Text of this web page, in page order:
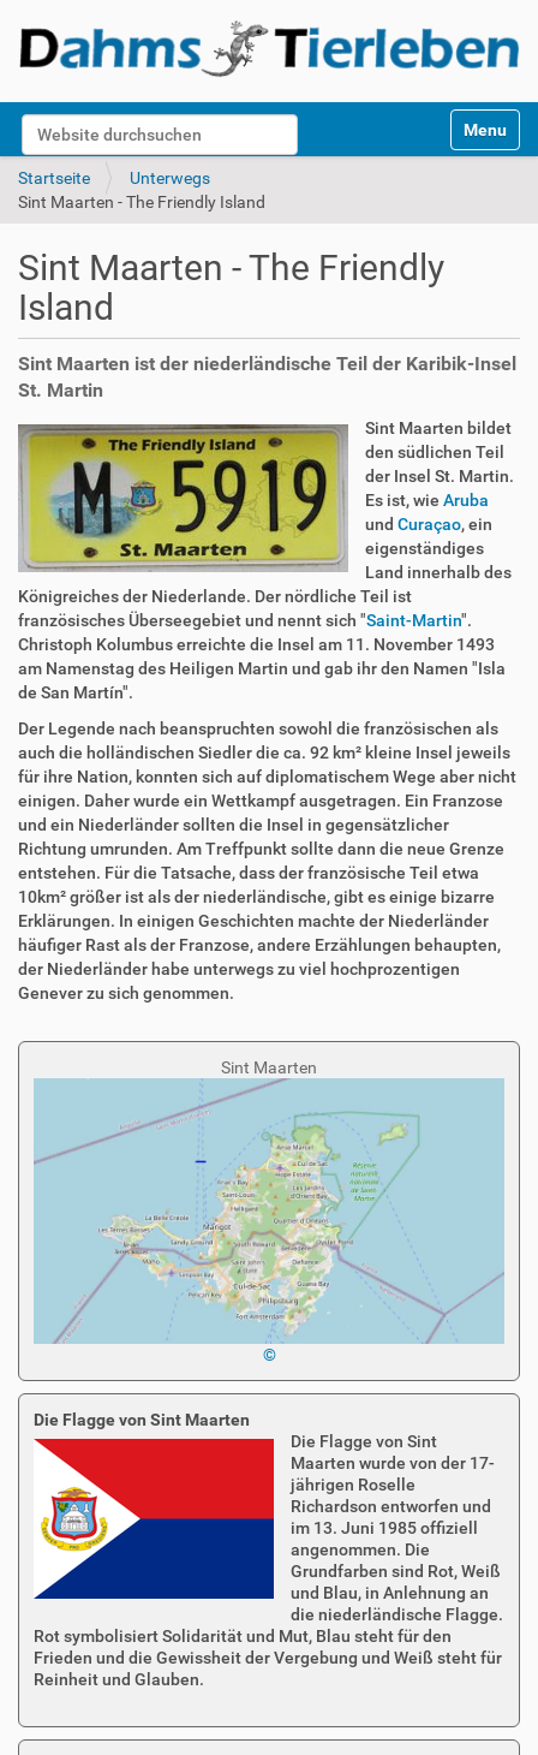
Website durchsuchen
k
Toggle
Startseite
Unterwegs
Sint Maarten - The Friendly Island
Sint Maarten - The Friendly
Island
Sint Maarten ist der niederländische Teil der Karibik-Insel
St. Martin
Sint Maarten bildet
den südlichen Teil
der Insel St. Martin.
Es ist, wie Aruba
und Curaçao, ein
eigenständiges
Land innerhalb des
Königreiches der Niederlande. Der nördliche Teil ist
französisches Überseegebiet und nennt sich "Saint-Martin".
Christoph Kolumbus erreichte die Insel am 11. November 1493
am Namenstag des Heiligen Martin und gab ihr den Namen "Isla
de San Martín".
Der Legende nach beanspruchten sowohl die französischen als
auch die holländischen Siedler die ca. 92 km² kleine Insel jeweils
für ihre Nation, konnten sich auf diplomatischem Wege aber nicht
einigen. Daher wurde ein Wettkampf ausgetragen. Ein Franzose
und ein Niederländer sollten die Insel in gegensätzlicher
Richtung umrunden. Am Treffpunkt sollte dann die neue Grenze
entstehen. Für die Tatsache, dass der französische Teil etwa
10km² größer ist als der niederländische, gibt es einige bizarre
Erklärungen. In einigen Geschichten machte der Niederländer
häufiger Rast als der Franzose, andere Erzählungen behaupten,
der Niederländer habe unterwegs zu viel hochprozentigen
Genever zu sich genommen.
Sint Maarten
©
Die Flagge von Sint Maarten
Die Flagge von Sint
Maarten wurde von der 17-
jährigen Roselle
Richardson entworfen und
im 13. Juni 1985 offiziell
angenommen. Die
Grundfarben sind Rot, Weiß
und Blau, in Anlehnung an
die niederländische Flagge.
Rot symbolisiert Solidarität und Mut, Blau steht für den
Frieden und die Gewissheit der Vergebung und Weiß steht für
Reinheit und Glauben.